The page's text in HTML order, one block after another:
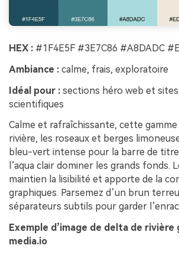
HEX : #1F4E5F #3E7C86 #A8DADC
Ambiance : calme, frais, exploratoire
Idéal pour : sections héro web et
scientifiques
Calme et rafraîchissante, cette gamme
rivière, les roseaux et berges
bleu-vert intense pour la barre de
l’aqua clair dominer les grands fonds.
maintien la lisibilité et apporte de la
graphiques. Parsemez d’un brun
séparateurs subtils pour garder
Exemple d’image de delta de rivière
media.io